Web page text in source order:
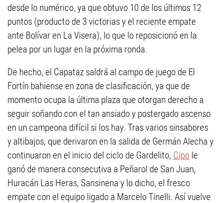
desde lo numérico, ya que obtuvo 10 de los últimos 12
puntos (producto de 3 victorias y el reciente empate
ante Bolívar en La Visera), lo que lo reposicionó en la
pelea por un lugar en la próxima ronda.
De hecho, el Capataz saldrá al campo de juego de El
Fortín bahiense en zona de clasificación, ya que de
momento ocupa la última plaza que otorgan derecho a
seguir soñando con el tan ansiado y postergado ascenso
en un campeona difícil si los hay. Tras varios sinsabores
y altibajos, que derivaron en la salida de Germán Alecha y
continuaron en el inicio del ciclo de Gardelito, Cipo le
ganó de manera consecutiva a Peñarol de San Juan,
Huracán Las Heras, Sansinena y lo dicho, el fresco
empate con el equipo ligado a Marcelo Tinelli. Así vuelve